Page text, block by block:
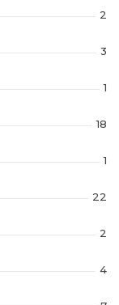
2
3
1
18
1
22
2
4